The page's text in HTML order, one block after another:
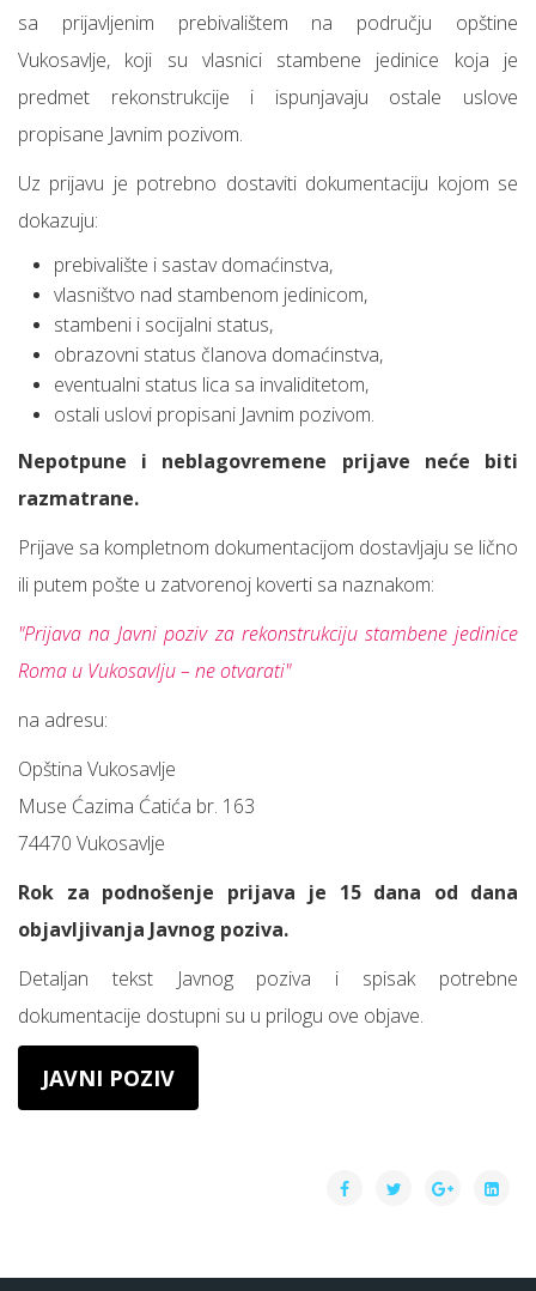
sa prijavljenim prebivalištem na području opštine
Vukosavlje, koji su vlasnici stambene jedinice koja je
predmet rekonstrukcije i ispunjavaju ostale uslove
propisane Javnim pozivom.
Uz prijavu je potrebno dostaviti dokumentaciju kojom se
dokazuju:
prebivalište i sastav domaćinstva,
vlasništvo nad stambenom jedinicom,
stambeni i socijalni status,
obrazovni status članova domaćinstva,
eventualni status lica sa invaliditetom,
ostali uslovi propisani Javnim pozivom.
Nepotpune i neblagovremene prijave neće biti
razmatrane.
Prijave sa kompletnom dokumentacijom dostavljaju se lično
ili putem pošte u zatvorenoj koverti sa naznakom:
"Prijava na Javni poziv za rekonstrukciju stambene jedinice
Roma u Vukosavlju – ne otvarati"
na adresu:
Opština Vukosavlje
Muse Ćazima Ćatića br. 163
74470 Vukosavlje
Rok za podnošenje prijava je 15 dana od dana
objavljivanja Javnog poziva.
Detaljan tekst Javnog poziva i spisak potrebne
dokumentacije dostupni su u prilogu ove objave.
JAVNI POZIV